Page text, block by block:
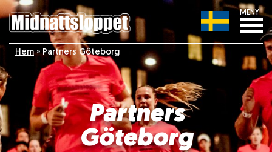
MENY
Hem»Partners Göteborg
Partners
Göteborg